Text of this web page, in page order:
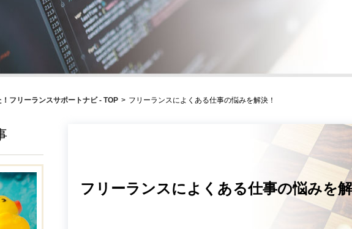
フリーランスサポートナビ - TOP > フリーランスによくある仕事の悩みを解決！
フリーランスによくある仕事の悩みを